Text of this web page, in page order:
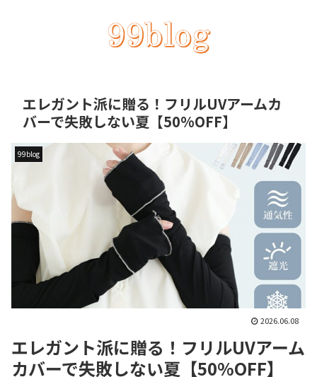
エレガント派に贈る！フリルUVアームカ
バーで失敗しない夏【50%OFF】
99blog
2026.06.08
エレガント派に贈る！フリルUVアーム
カバーで失敗しない夏【50%OFF】